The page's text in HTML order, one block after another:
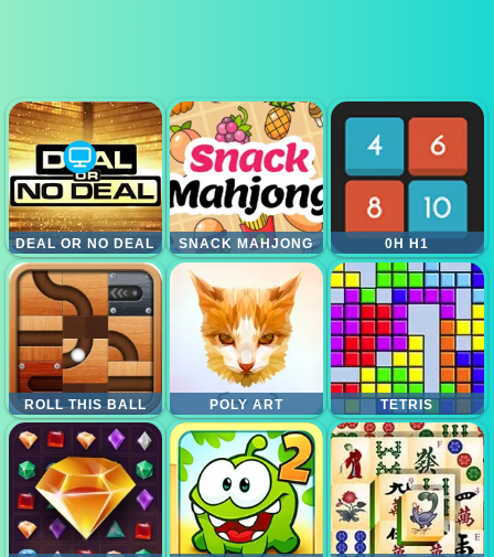
DEAL OR NO DEAL SNACK MAHJONG 0H H1
ROLL THIS BALL POLY ART TETRIS